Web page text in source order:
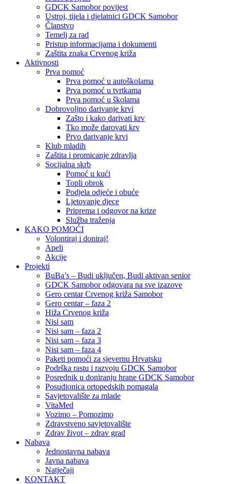
GDCK Samobor povijest
Ustroj, tijela i djelatnici GDCK Samobor
Članstvo
Temelj za rad
Pristup informacijama i dokumenti
Zaštita znaka Crvenog križa
Aktivnosti
Prva pomoć
Prva pomoć u autoškolama
Prva pomoć u tvrtkama
Prva pomoć u školama
Dobrovoljno darivanje krvi
Zašto i kako darivati krv
Tko može darovati krv
Prvo darivanje krvi
Klub mladih
Zaštita i promicanje zdravlja
Socijalna skrb
Pomoć u kući
Topli obrok
Podjela odjeće i obuće
Ljetovanje djece
Priprema i odgovor na krize
Služba traženja
KAKO POMOĆI
Volontiraj i doniraj!
Apeli
Akcije
Projekti
BuBa’s – Budi uključen, Budi aktivan senior
GDCK Samobor odgovara na sve izazove
Gero centar Crvenog križa Samobor
Gero centar – faza 2
Hiža Crvenog križa
Nisi sam
Nisi sam – faza 2
Nisi sam – faza 3
Nisi sam – faza 4
Paketi pomoći za sjevernu Hrvatsku
Podrška rastu i razvoju GDCK Samobor
Posrednik u doniranju hrane GDCK Samobor
Posudionica ortopedskih pomagala
Savjetovalište za mlade
VitaMed
Vozimo – Pomozimo
Zdravstveno savjetovalište
Zdrav život – zdrav grad
Nabava
Jednostavna nabava
Javna nabava
Natječaji
KONTAKT